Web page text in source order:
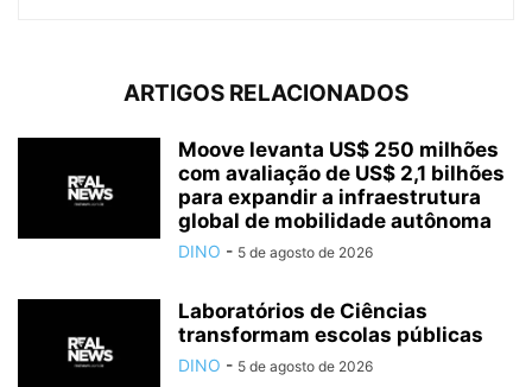
ARTIGOS RELACIONADOS
Moove levanta US$ 250 milhões
com avaliação de US$ 2,1 bilhões
para expandir a infraestrutura
global de mobilidade autônoma
DINO - 5 de agosto de 2026
Laboratórios de Ciências
transformam escolas públicas
DINO - 5 de agosto de 2026